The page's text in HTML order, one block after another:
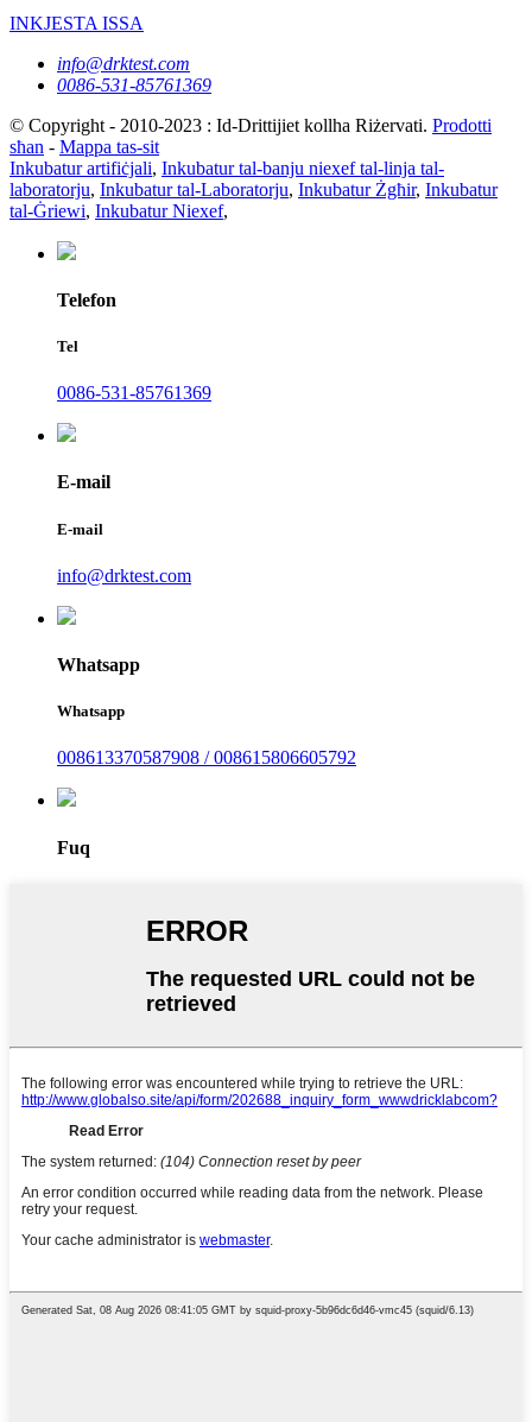
INKJESTA ISSA
info@drktest.com
0086-531-85761369
© Copyright - 2010-2023 : Id-Drittijiet kollha Riżervati. Prodotti
sħan - Mappa tas-sit
Inkubatur artifiċjali, Inkubatur tal-banju niexef tal-linja tal-
laboratorju, Inkubatur tal-Laboratorju, Inkubatur Żgħir, Inkubatur
tal-Ġriewi, Inkubatur Niexef,
Telefon
Tel
0086-531-85761369
E-mail
E-mail
info@drktest.com
Whatsapp
Whatsapp
008613370587908 / 008615806605792
Fuq